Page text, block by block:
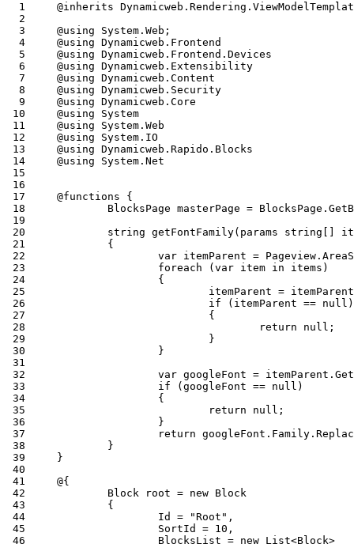
  1
  2
  3
  4
  5
  6
  7
  8
  9
10
11
12
13
14
15
16
17
18
19
20
21
22
23
24
25
26
27
28
29
30
31
32
33
34
35
36
37
38
39
40
41
42
43
44
45
46